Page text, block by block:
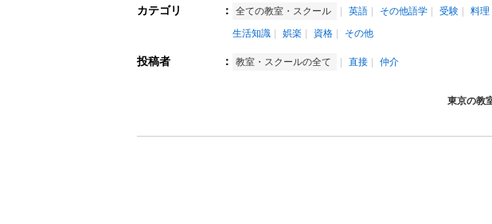
カテゴリ ： 全ての教室・スクール 英語 その他語学 受験 料理
生活知識
娯楽 資格 その他
投稿者 ： 教室・スクールの全て 直接 仲介
東京の教